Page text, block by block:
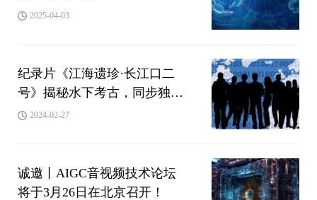
2025-04-03
纪录片《江海遗珍·长江口二
号》揭秘水下考古，同步独家
登陆百视通大屏
2024-02-27
诚邀丨AIGC音视频技术论坛
将于3月26日在北京召开！